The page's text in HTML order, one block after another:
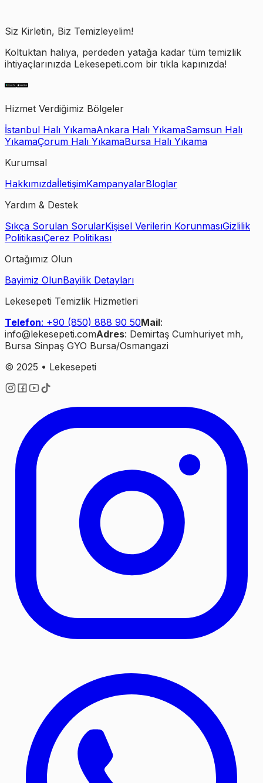
Siz Kirletin, Biz Temizleyelim!
Koltuktan halıya, perdeden yatağa kadar tüm temizlik
ihtiyaçlarınızda Lekesepeti.com bir tıkla kapınızda!
Hizmet Verdiğimiz Bölgeler
İstanbul Halı YıkamaAnkara Halı YıkamaSamsun Halı
YıkamaÇorum Halı YıkamaBursa Halı Yıkama
Kurumsal
HakkımızdaİletişimKampanyalarBloglar
Yardım & Destek
Sıkça Sorulan SorularKişisel Verilerin KorunmasıGizlilik
PolitikasıÇerez Politikası
Ortağımız Olun
Bayimiz OlunBayilik Detayları
Lekesepeti Temizlik Hizmetleri
Telefon: +90 (850) 888 90 50Mail:
info@lekesepeti.comAdres: Demirtaş Cumhuriyet mh,
Bursa Sinpaş GYO Bursa/Osmangazi
© 2025 • Lekesepeti